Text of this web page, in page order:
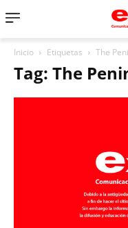
Inicio Etiquetas The
Tag: The